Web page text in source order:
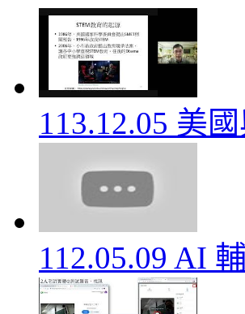
113.12.05 美
112.05.09 AI